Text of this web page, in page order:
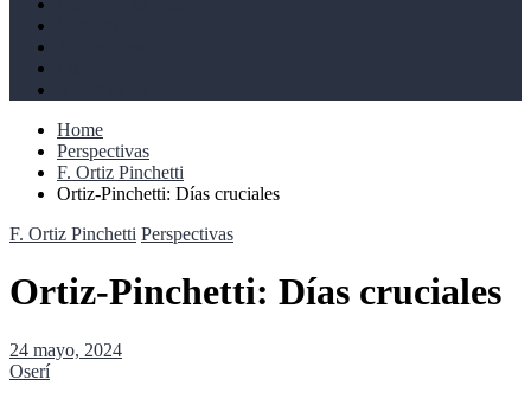
Home
Perspectivas
F. Ortiz Pinchetti
Ortiz-Pinchetti: Días cruciales
F. Ortiz Pinchetti Perspectivas
Ortiz-Pinchetti: Días cruciales
24 mayo, 2024
Oserí